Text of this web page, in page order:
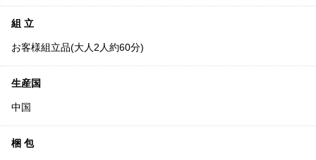
組 立
お客様組立品(大人2人約60分)
生産国
中国
梱 包